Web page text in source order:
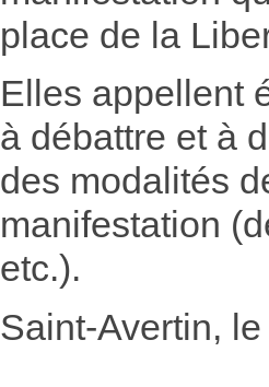
place de la
Elles appellent
à débattre et à
des modalités
manifestation
etc.).
Saint-Avertin,